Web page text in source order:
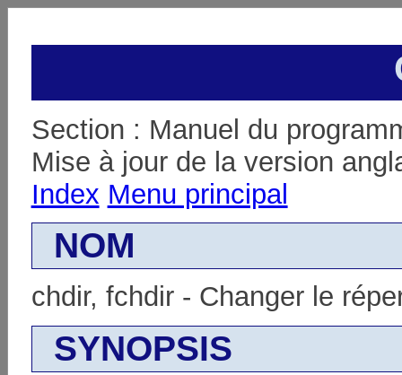
Section : Manuel du
Mise à jour de la version
Index Menu principal
NOM
chdir, fchdir - Changer le
SYNOPSIS